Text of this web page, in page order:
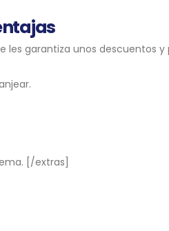
garantiza unos descuentos y
[/extras]